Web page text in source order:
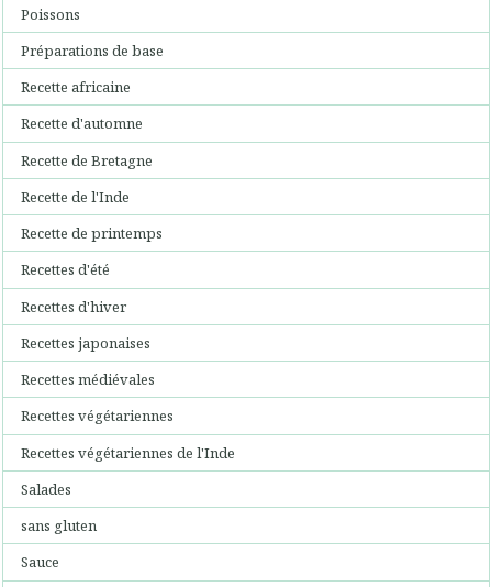
Poissons
Préparations de base
Recette africaine
Recette d'automne
Recette de Bretagne
Recette de l'Inde
Recette de printemps
Recettes d'été
Recettes d'hiver
Recettes japonaises
Recettes médiévales
Recettes végétariennes
Recettes végétariennes de l'Inde
Salades
sans gluten
Sauce